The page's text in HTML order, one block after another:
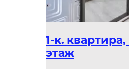
1-к.
этаж